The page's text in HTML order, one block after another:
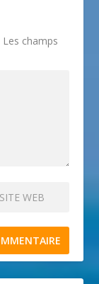
Les champs